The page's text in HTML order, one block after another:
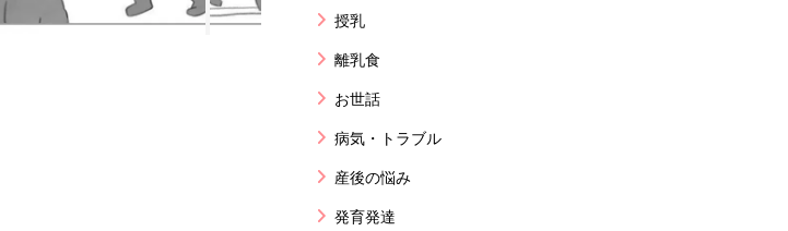
授乳
離乳食
お世話
病気・トラブル
産後の悩み
発育発達